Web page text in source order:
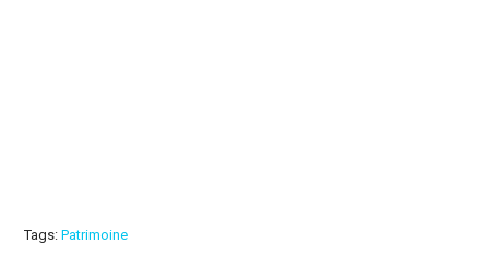
Tags: Patrimoine